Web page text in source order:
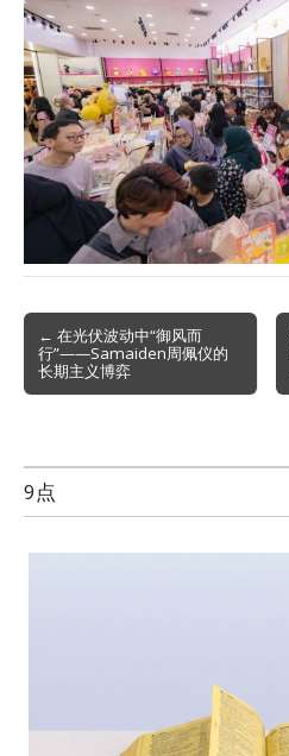
Post
navigation
← 在光伏波动中“御风而
行”——Samaiden周佩仪的
长期主义博弈
9点